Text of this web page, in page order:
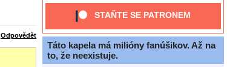
Odpovědět
STAŇTE SE PATRONEM
Táto kapela má milióny fanúšikov. Až na
to, že neexistuje.